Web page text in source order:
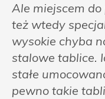
Ale miejscem
też wtedy
wysokie chyba
stalowe tablice.
stałe
pewno takie